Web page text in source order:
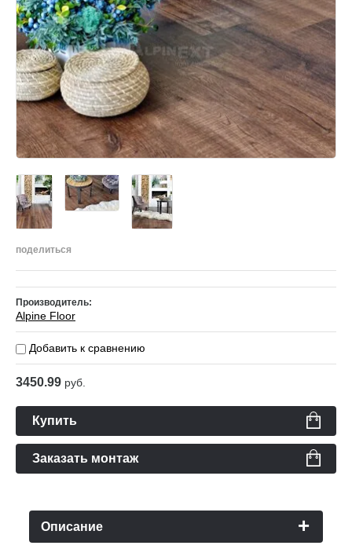
поделиться
Производитель:
Alpine Floor
Добавить к сравнению
3450.99 руб.
Купить
Заказать монтаж
Описание